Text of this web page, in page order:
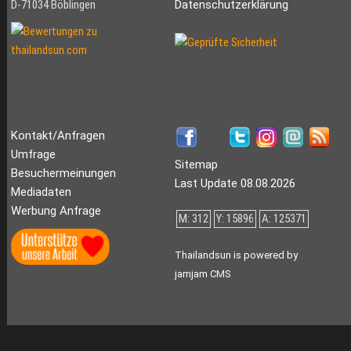
D-71034 Böblingen
Datenschutzerklärung
Kontakt/Anfragen
Umfrage
Besuchermeinungen
Mediadaten
Werbung Anfrage
Sitemap
Last Update 08.08.2026
M: 312 Y: 15896 A: 125371
Thailandsun is powered by
jamjam CMS